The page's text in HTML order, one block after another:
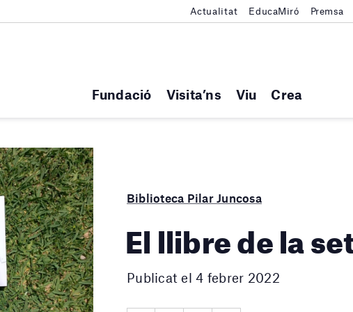
Fundació Visita’ns Viu Crea
Actualitat EducaMiró Premsa
Biblioteca Pilar Juncosa
El llibre de la
Publicat el 4 febrer 2022